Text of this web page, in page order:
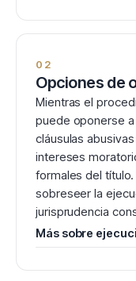
02
Opciones de
Mientras el
puede oponerse
cláusulas
intereses
formales del
sobreseer la
jurisprudencia
Más sobre